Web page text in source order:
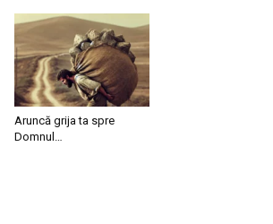
Aruncă grija ta spre
Domnul…